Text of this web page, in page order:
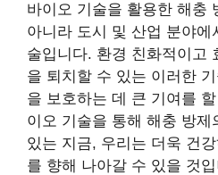
바이오 기술을 활용한 해충
아니라 도시 및 산업 분야에
술입니다. 환경 친화적이고
을 퇴치할 수 있는 이러한
을 보호하는 데 큰 기여를
이오 기술을 통해 해충 방제
있는 지금, 우리는 더욱 건
를 향해 나아갈 수 있을 것